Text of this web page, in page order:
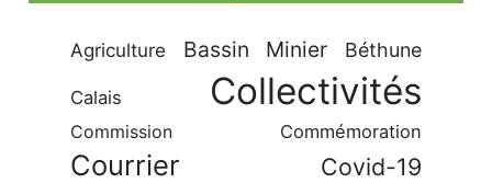
Agriculture Bassin Minier Béthune
Calais Collectivités
Commission Commémoration
Courrier Covid-19